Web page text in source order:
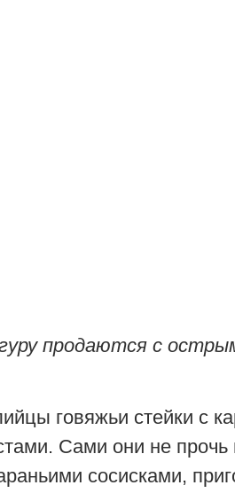
продаются с
говяжьи стейки с
Сами они не прочь
сосисками,